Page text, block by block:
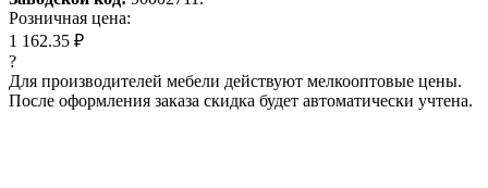
Розничная цена:
1 162.35 ₽
?
Для производителей мебели действуют мелкооптовые цены.
После оформления заказа скидка будет автоматически учтена.